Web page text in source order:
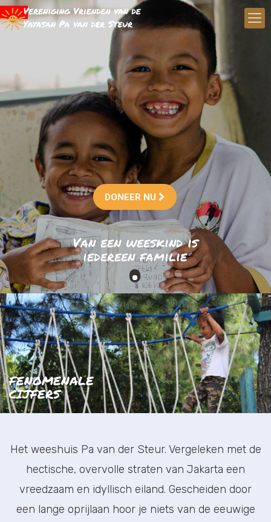
DONEER NU
Van een weeskind is
iedereen familie
FENOMENALE
CIJFERS
Het weeshuis Pa van der Steur. Vergeleken met de
hectische, overvolle straten van Jakarta een
vreedzaam en idyllisch eiland. Gescheiden door
een lange oprijlaan hoor je niets van de eeuwige